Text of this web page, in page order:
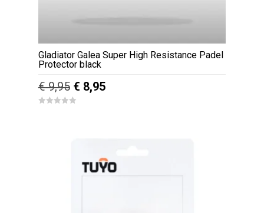
Gladiator Galea Super High Resistance Padel
Protector black
€9,95 Oorspronkelijke
prijs
€ 8,95Huidige